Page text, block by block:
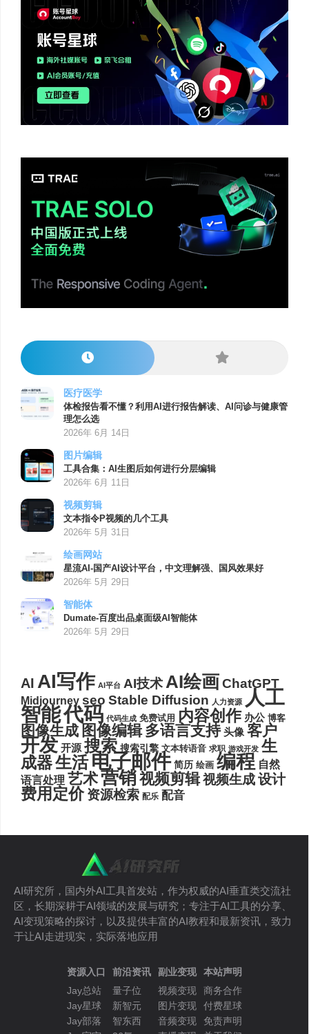
医疗医学
体检报告看不懂？利用AI进行报告解读、AI问诊与健康管
理怎么选
2026年 6月 14日
图片编辑
工具合集：AI生图后如何进行分层编辑
2026年 6月 11日
视频剪辑
文本指令P视频的几个工具
2026年 5月 31日
绘画网站
星流AI-国产AI设计平台，中文理解强、国风效果好
2026年 5月 29日
智能体
Dumate-百度出品桌面级AI智能体
2026年 5月 29日
AI AI写作 AI平台 AI技术AI绘画ChatGPT
Midjourney seo Stable Diffusion 人力资源 人工
智能代码 代码生成 免费试用 内容创作 办公 博客
图像生成 图像编辑 多语言支持 头像 客户
开发 开源 搜索 搜索引擎 文本转语音 求职 游戏开发 生
成器生活电子邮件 简历 绘画 编程 自然
语言处理 艺术营销视频剪辑视频生成设计
费用定价 资源检索 配乐 配音
AI研究所，国内外AI工具首发站，作为权威的AI垂直类交流社
区，长期深耕于AI领域的发展与研究；专注于AI工具的分享、
AI变现策略的探讨，以及提供丰富的AI教程和最新资讯，致力
于让AI走进现实，实际落地应用
资源入口
Jay总站
Jay星球
Jay部落
前沿资讯
量子位
新智元
智东西
副业变现
视频变现
图片变现
音频变现
本站声明
商务合作
付费星球
免责声明